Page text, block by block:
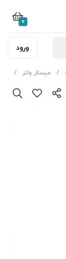
0
ورود
میسلار واتر